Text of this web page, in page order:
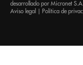
desarrollado por Micronet S.A.
Aviso legal
Política de